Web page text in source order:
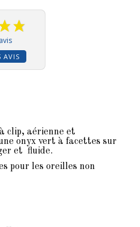
AVIS
clip, aérienne et
onyx vert à facettes sur
et fluide.
pour les oreilles non